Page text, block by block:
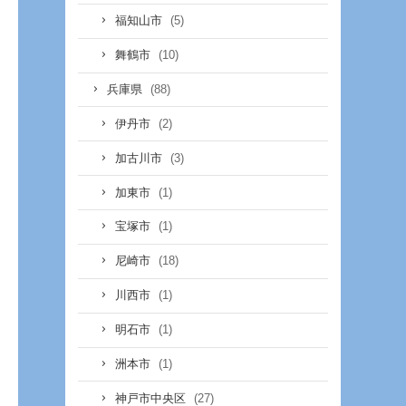
福知山市 (5)
舞鶴市 (10)
兵庫県 (88)
伊丹市 (2)
加古川市 (3)
加東市 (1)
宝塚市 (1)
尼崎市 (18)
川西市 (1)
明石市 (1)
洲本市 (1)
神戸市中央区 (27)